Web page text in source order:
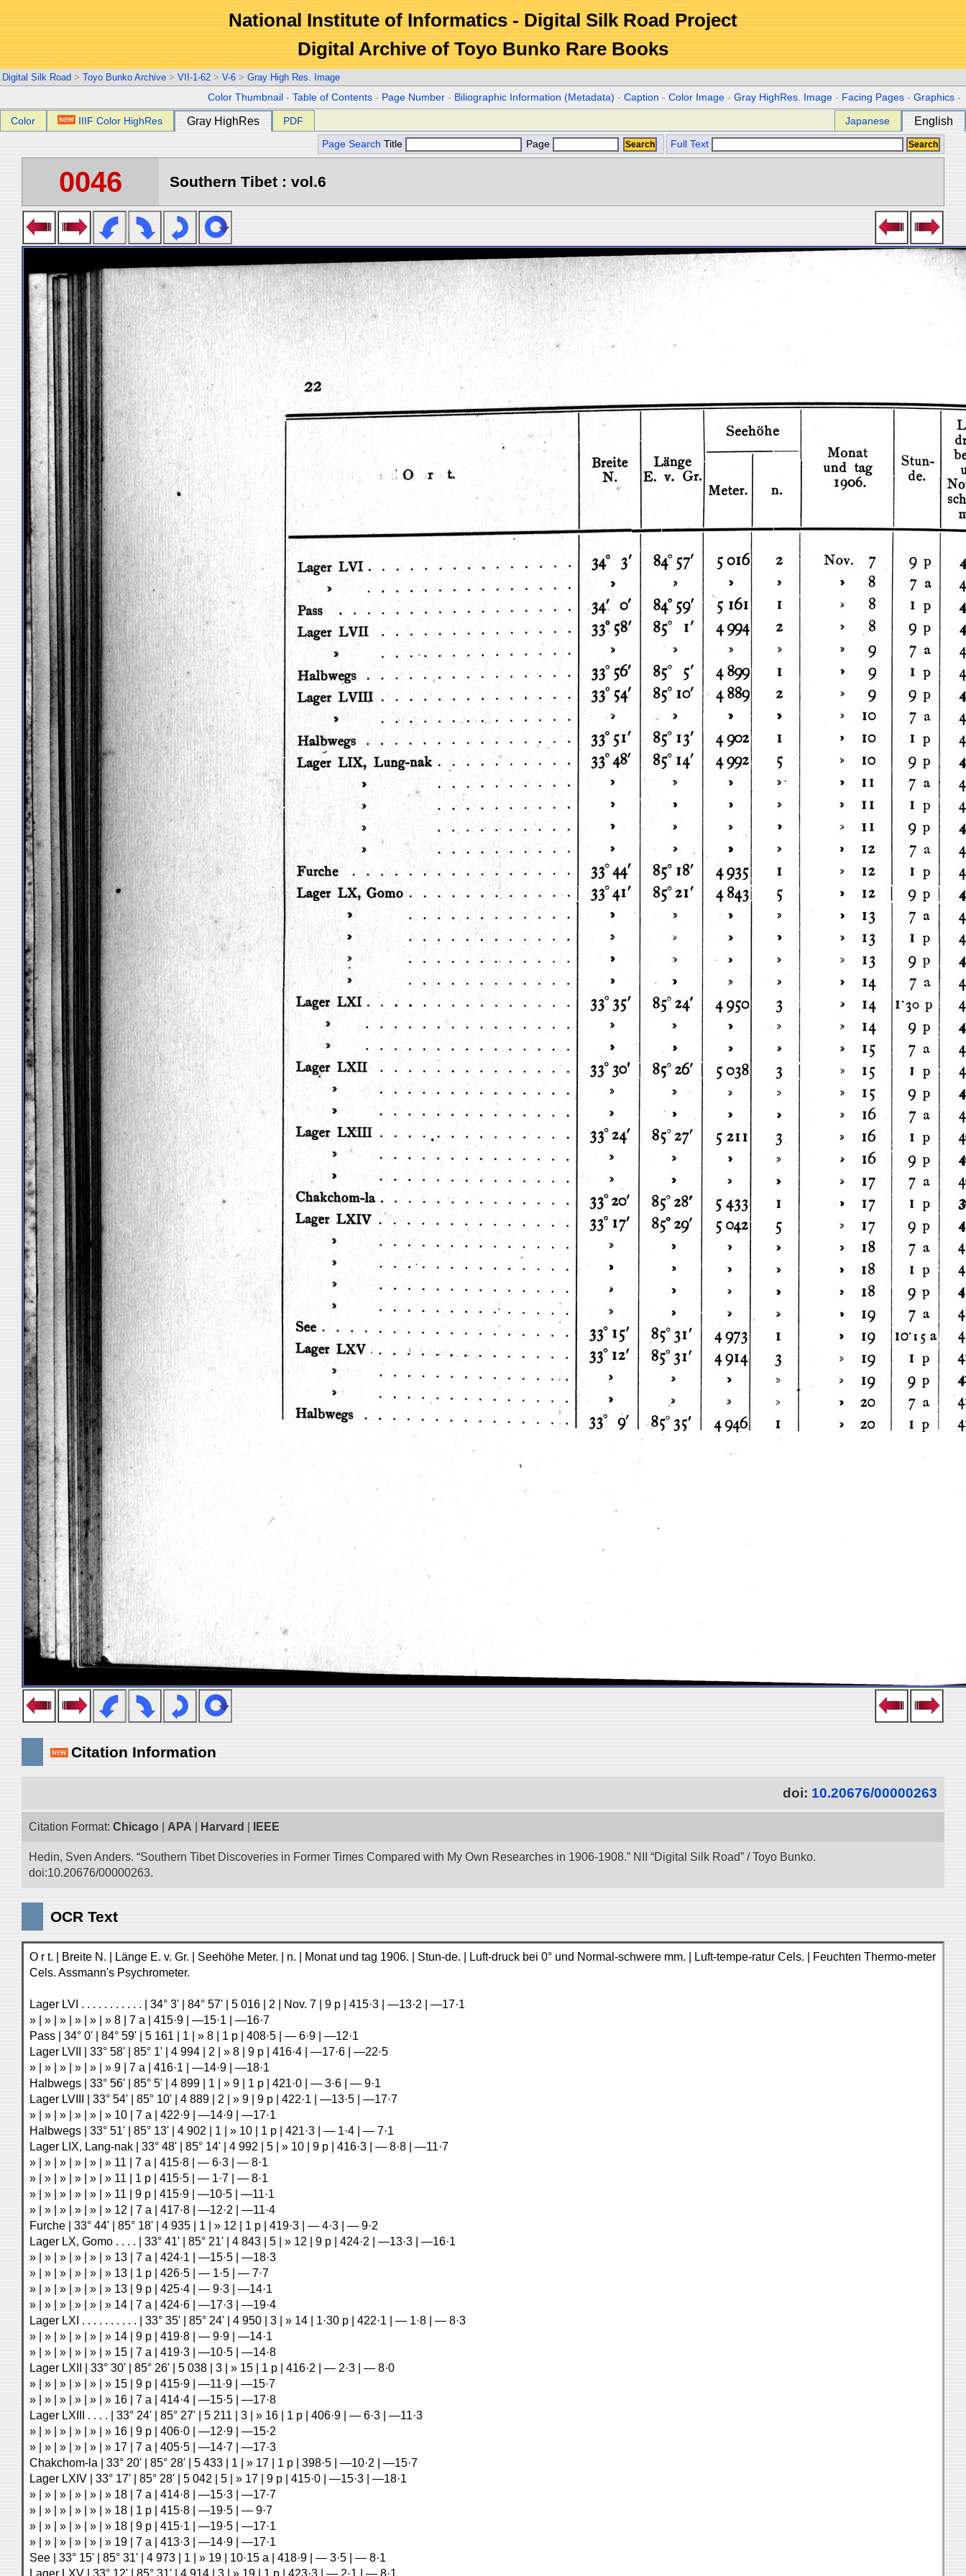
National Institute of Informatics - Digital Silk Road Project
Digital Archive of Toyo Bunko Rare Books
Digital Silk Road > Toyo Bunko Archive > VII-1-62 > V-6 > Gray High Res. Image
Color Thumbnail -Table of Contents - Page Number - Biliographic Information (Metadata) -Caption -Color Image -Gray HighRes. Image - Facing Pages -Graphics -
Color IIIF Color HighRes Gray HighRes PDF Japanese English
Page Search Title Page Full Text
0046 Southern Tibet : vol.6
Citation Information
doi: 10.20676/00000263
Citation Format: Chicago APA Harvard IEEE
Hedin, Sven Anders. “Southern Tibet Discoveries in Former Times Compared with My Own Researches in 1906-1908.” NII “Digital Silk Road” / Toyo Bunko.
doi:10.20676/00000263.
OCR Text
O r t. | Breite N. | Länge E. v. Gr. | Seehöhe Meter. | n. | Monat und tag 1906. | Stun-de. | Luft-druck bei 0° und Normal-schwere mm. | Luft-tempe-ratur Cels. | Feuchten Thermo-meter
Cels. Assmann's Psychrometer.
Lager LVI . . . . . . . . . . . | 34° 3' | 84° 57' | 5 016 | 2 | Nov. 7 | 9 p | 415·3 | —13·2 | —17·1
» | » | » | » | » | » 8 | 7 a | 415·9 | —15·1 | —16·7
Pass | 34° 0' | 84° 59' | 5 161 | 1 | » 8 | 1 p | 408·5 | — 6·9 | —12·1
Lager LVII | 33° 58' | 85° 1' | 4 994 | 2 | » 8 | 9 p | 416·4 | —17·6 | —22·5
» | » | » | » | » | » 9 | 7 a | 416·1 | —14·9 | —18·1
Halbwegs | 33° 56' | 85° 5' | 4 899 | 1 | » 9 | 1 p | 421·0 | — 3·6 | — 9·1
Lager LVIII | 33° 54' | 85° 10' | 4 889 | 2 | » 9 | 9 p | 422·1 | —13·5 | —17·7
» | » | » | » | » | » 10 | 7 a | 422·9 | —14·9 | —17·1
Halbwegs | 33° 51' | 85° 13' | 4 902 | 1 | » 10 | 1 p | 421·3 | — 1·4 | — 7·1
Lager LIX, Lang-nak | 33° 48' | 85° 14' | 4 992 | 5 | » 10 | 9 p | 416·3 | — 8·8 | —11·7
» | » | » | » | » | » 11 | 7 a | 415·8 | — 6·3 | — 8·1
» | » | » | » | » | » 11 | 1 p | 415·5 | — 1·7 | — 8·1
» | » | » | » | » | » 11 | 9 p | 415·9 | —10·5 | —11·1
» | » | » | » | » | » 12 | 7 a | 417·8 | —12·2 | —11·4
Furche | 33° 44' | 85° 18' | 4 935 | 1 | » 12 | 1 p | 419·3 | — 4·3 | — 9·2
Lager LX, Gomo . . . . | 33° 41' | 85° 21' | 4 843 | 5 | » 12 | 9 p | 424·2 | —13·3 | —16·1
» | » | » | » | » | » 13 | 7 a | 424·1 | —15·5 | —18·3
» | » | » | » | » | » 13 | 1 p | 426·5 | — 1·5 | — 7·7
» | » | » | » | » | » 13 | 9 p | 425·4 | — 9·3 | —14·1
» | » | » | » | » | » 14 | 7 a | 424·6 | —17·3 | —19·4
Lager LXI . . . . . . . . . . | 33° 35' | 85° 24' | 4 950 | 3 | » 14 | 1·30 p | 422·1 | — 1·8 | — 8·3
» | » | » | » | » | » 14 | 9 p | 419·8 | — 9·9 | —14·1
» | » | » | » | » | » 15 | 7 a | 419·3 | —10·5 | —14·8
Lager LXII | 33° 30' | 85° 26' | 5 038 | 3 | » 15 | 1 p | 416·2 | — 2·3 | — 8·0
» | » | » | » | » | » 15 | 9 p | 415·9 | —11·9 | —15·7
» | » | » | » | » | » 16 | 7 a | 414·4 | —15·5 | —17·8
Lager LXIII . . . . | 33° 24' | 85° 27' | 5 211 | 3 | » 16 | 1 p | 406·9 | — 6·3 | —11·3
» | » | » | » | » | » 16 | 9 p | 406·0 | —12·9 | —15·2
» | » | » | » | » | » 17 | 7 a | 405·5 | —14·7 | —17·3
Chakchom-la | 33° 20' | 85° 28' | 5 433 | 1 | » 17 | 1 p | 398·5 | —10·2 | —15·7
Lager LXIV | 33° 17' | 85° 28' | 5 042 | 5 | » 17 | 9 p | 415·0 | —15·3 | —18·1
» | » | » | » | » | » 18 | 7 a | 414·8 | —15·3 | —17·7
» | » | » | » | » | » 18 | 1 p | 415·8 | —19·5 | — 9·7
» | » | » | » | » | » 18 | 9 p | 415·1 | —19·5 | —17·1
» | » | » | » | » | » 19 | 7 a | 413·3 | —14·9 | —17·1
See | 33° 15' | 85° 31' | 4 973 | 1 | » 19 | 10·15 a | 418·9 | — 3·5 | — 8·1
Lager LXV | 33° 12' | 85° 31' | 4 914 | 3 | » 19 | 1 p | 423·3 | — 2·1 | — 8·1